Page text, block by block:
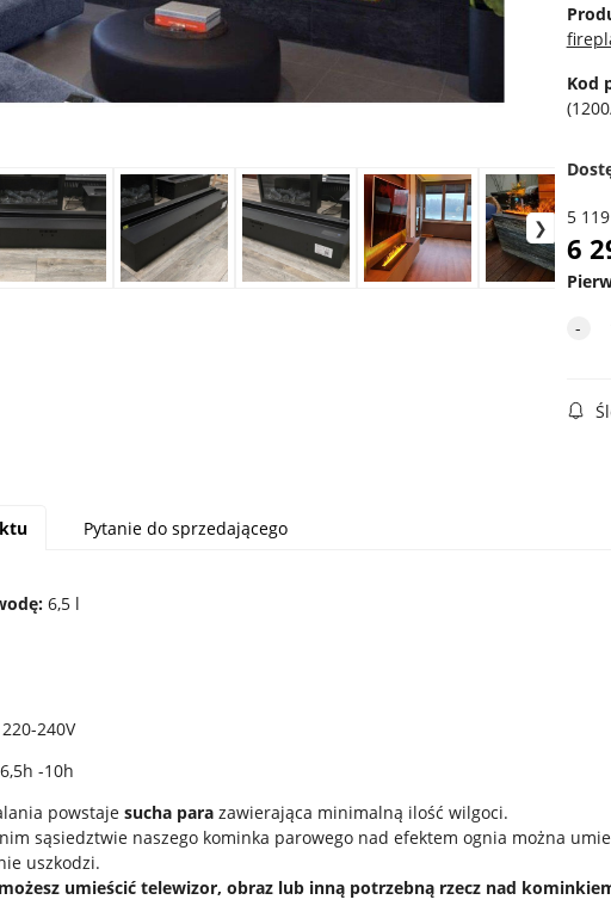
Kod
5 119
6
Pytanie do sprzedającego
6,5 l
240V
-10h
powstaje sucha parazawierająca minimalną ilość wilgoci.
sąsiedztwie naszego kominka parowego nad efektem ognia można
uszkodzi.
umieścić telewizor, obraz lub inną potrzebną rzecz nad